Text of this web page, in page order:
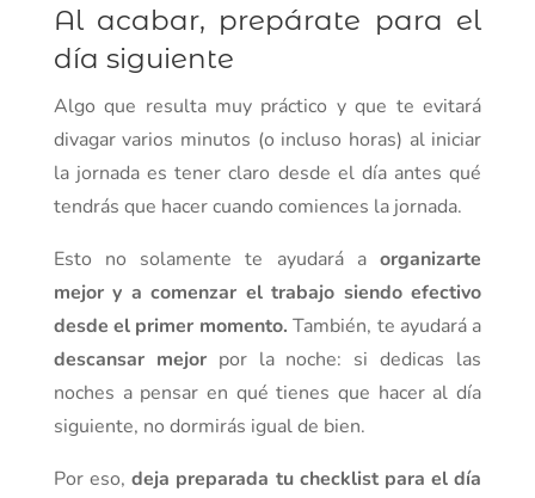
Al acabar, prepárate para el
día siguiente
Algo que resulta muy práctico y que te evitará
divagar varios minutos (o incluso horas) al iniciar
la jornada es tener claro desde el día antes qué
tendrás que hacer cuando comiences la jornada.
Esto no solamente te ayudará aorganizarte
mejor y a comenzar el trabajo siendo efectivo
desde el primer momento. También, te ayudará a
descansar mejorpor la noche: si dedicas las
noches a pensar en qué tienes que hacer al día
siguiente, no dormirás igual de bien.
Por eso,deja preparada tu checklist para el día